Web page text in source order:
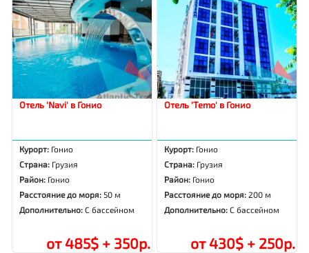
Отель 'Navi' в Гонио
Курорт: Гонио
Страна: Грузия
Район: Гонио
Расстояние до моря: 50 м
Дополнительно:С бассейном
от 485$ + 350р.
Отель 'Temo' в Гонио
Курорт: Гонио
Страна: Грузия
Район: Гонио
Расстояние до моря:200 м
Дополнительно:С бассейном
от 430$ + 250р.